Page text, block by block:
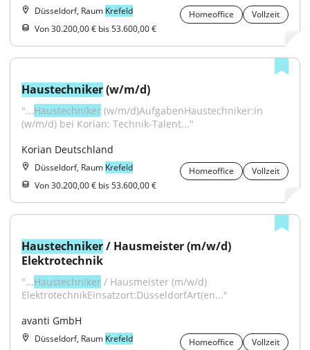
Düsseldorf, Raum Krefeld Homeoffice
Vollzeit
Von 30.200,00 € bis 53.600,00 €
Haustechniker (w/m/d)
"...Haustechniker (w/m/d)AufgabenHaustechniker:in
(w/m/d) bei Korian: Technik-Talent..."
Korian Deutschland
Düsseldorf, Raum Krefeld Homeoffice
Vollzeit
Von 30.200,00 € bis 53.600,00 €
Haustechniker / Hausmeister (m/w/d)
Elektrotechnik
"...Haustechniker / Hausmeister (m/w/d)
ElektrotechnikEinsatzort:DüsseldorfArt(en..."
avanti GmbH
Düsseldorf, Raum Krefeld Homeoffice
Vollzeit